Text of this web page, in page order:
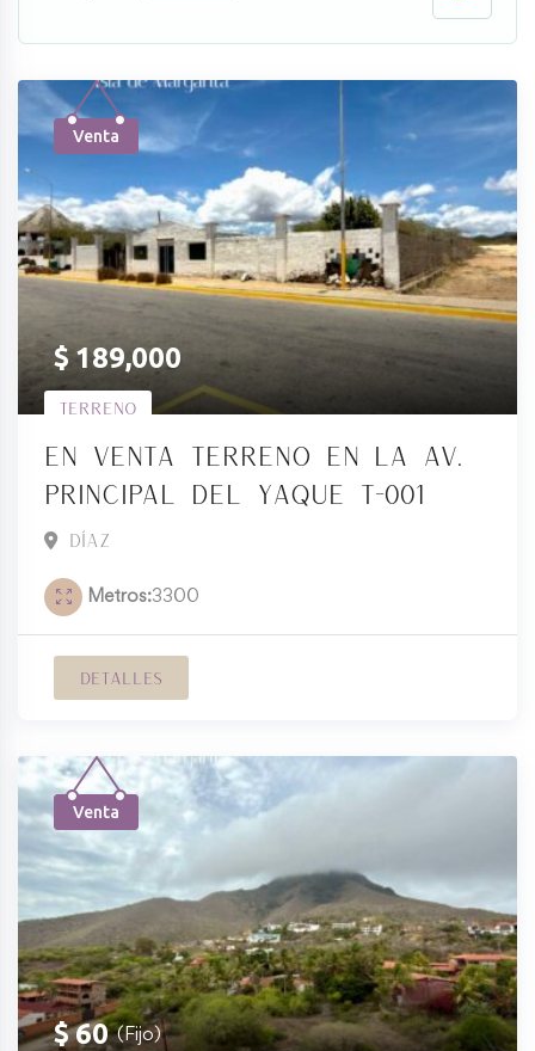
Venta
$189,000
Terreno
En venta terreno en la Av.
principal del Yaque T-001
Díaz
Metros 3300
Detalles
Venta
$60 (Fijo)